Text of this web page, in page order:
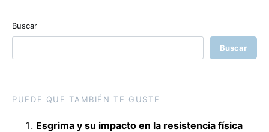
Buscar
Buscar
PUEDE QUE TAMBIÉN TE GUSTE
Esgrima y su impacto en la resistencia física